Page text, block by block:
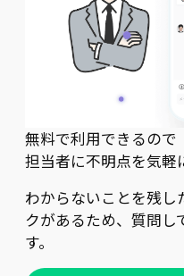
無料で利用できるので
担当者に不明点を気軽
わからないことを残
クがあるため、質問し
す。